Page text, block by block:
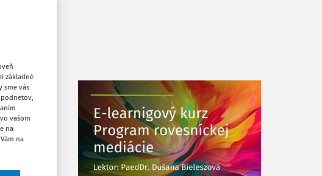
Obľúbené
Vytlačiť
základné
sme vás
vašom
na
na